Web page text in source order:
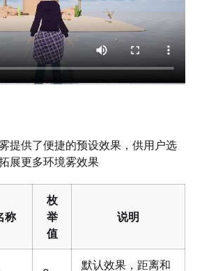
false;
提供了便捷的预设效果，供用户选
展更多环境雾效果
称
枚
举
值
说明
默认效果，距离和